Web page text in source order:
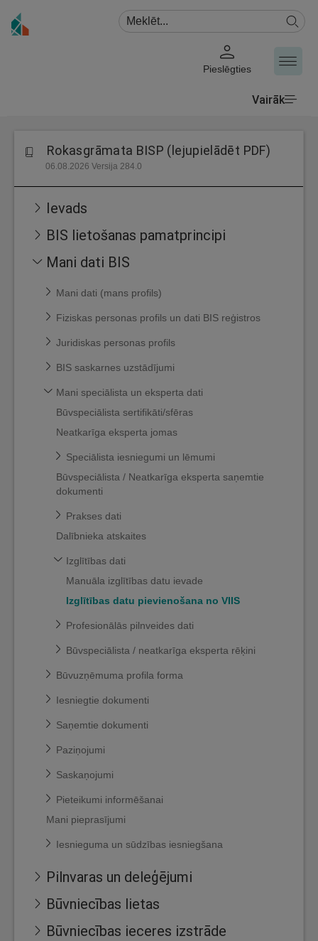
Pieslēgties
Vairāk
Rokasgrāmata BISP (lejupielādēt PDF)
06.08.2026 Versija 284.0
Ievads
BIS lietošanas pamatprincipi
Mani dati BIS
Mani dati (mans profils)
Fiziskas personas profils un dati BIS reģistros
Juridiskas personas profils
BIS saskarnes uzstādījumi
Mani speciālista un eksperta dati
Būvspeciālista sertifikāti/sfēras
Neatkarīga eksperta jomas
Speciālista iesniegumi un lēmumi
Būvspeciālista / Neatkarīga eksperta saņemtie
dokumenti
Prakses dati
Dalībnieka atskaites
Izglītības dati
Manuāla izglītības datu ievade
Izglītības datu pievienošana no VIIS
Profesionālās pilnveides dati
Būvspeciālista / neatkarīga eksperta rēķini
Būvuzņēmuma profila forma
Iesniegtie dokumenti
Saņemtie dokumenti
Paziņojumi
Saskaņojumi
Pieteikumi informēšanai
Mani pieprasījumi
Iesnieguma un sūdzības iesniegšana
Pilnvaras un deleģējumi
Būvniecības lietas
Būvniecības ieceres izstrāde